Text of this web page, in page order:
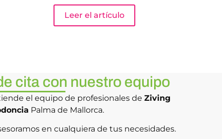
Leer el artículo
cita con nuestro equipo
el equipo de profesionales deZiving
Palma de Mallorca.
en cualquiera de tus necesidades.